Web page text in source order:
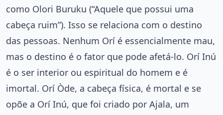
como Olori Buruku (“Aquele que possui uma
cabeça ruim”). Isso se relaciona com o destino
das pessoas. Nenhum Orí é essencialmente mau,
mas o destino é o fator que pode afetá-lo. Orí Inú
é o ser interior ou espiritual do homem e é
imortal. Orí Òde, a cabeça física, é mortal e se
opõe a Orí Inú, que foi criado por Ajala, um